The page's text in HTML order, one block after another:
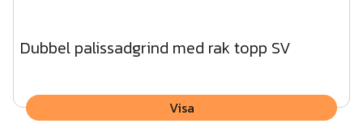
Dubbel palissadgrind med rak topp SV
Visa